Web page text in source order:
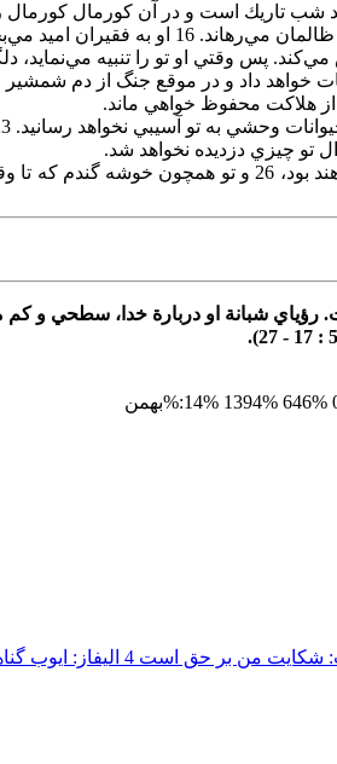
4 اليفاز: ايوب گناهكار است »